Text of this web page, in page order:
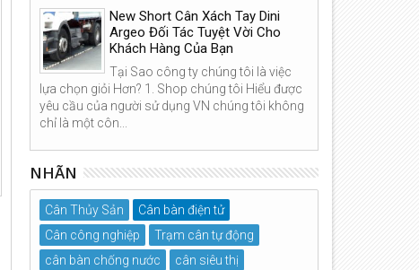
New Short Cân Xách Tay Dini
Argeo Đối Tác Tuyệt Vời Cho
Khách Hàng Của Bạn
Tại Sao công ty chúng tôi là việc
lựa chọn giỏi Hơn? 1. Shop chúng tôi Hiểu được
yêu cầu của người sử dụng VN chúng tôi không
chỉ là một côn...
NHÃN
Cân Thủy Sản
Cân bàn điện tử
Cân công nghiệp
Trạm cân tự động
cân bàn chống nước
cân siêu thị